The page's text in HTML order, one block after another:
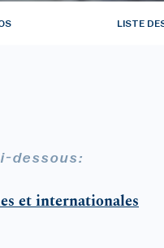
LISTE
dessous:
et internationales